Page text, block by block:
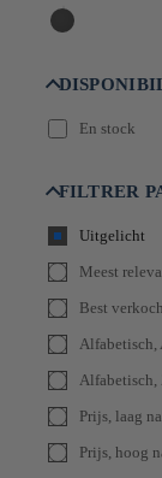
En stock
FILTRER
Uitgelicht
Meest
Best
Alfabetisch,
Alfabetisch,
Prijs, laag
Prijs, hoog